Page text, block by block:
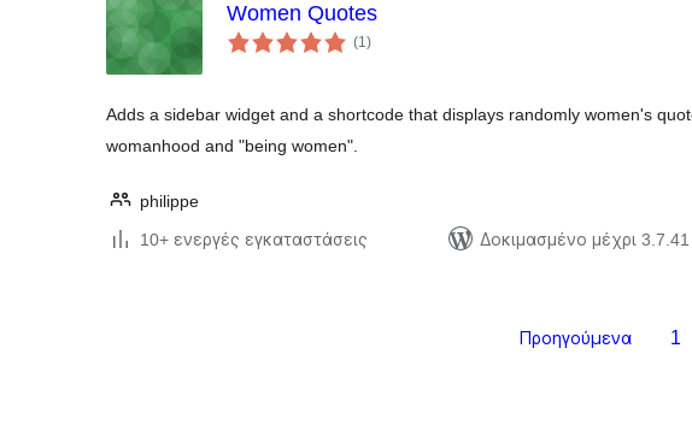
Women Quotes
(1αξιολογήσεις
σύνολο
)
Adds a sidebar widget and a shortcode that displays randomly women's
womanhood and "being women".
philippe
10+ ενεργές εγκαταστάσεις
Δοκιμασμένο μέχρι 3.7.41
Προηγούμενα 1